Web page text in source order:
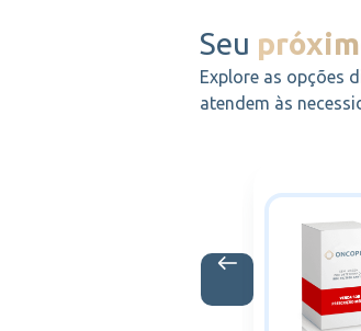
Seu
Explore as opções
atendem às